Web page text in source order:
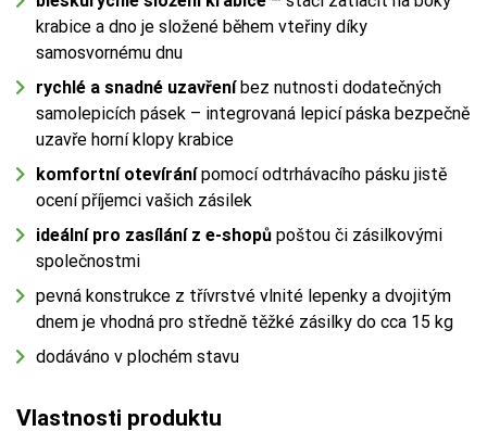
krabice a dno je složené během vteřiny díky
samosvornému dnu
rychlé a snadné uzavřeníbez nutnosti dodatečných
samolepicích pásek – integrovaná lepicí páska bezpečně
uzavře horní klopy krabice
komfortní otevíránípomocí odtrhávacího pásku jistě
ocení příjemci vašich zásilek
ideální pro zasílání z e-shopů poštou či zásilkovými
společnostmi
pevná konstrukce z třívrstvé vlnité lepenky a dvojitým
dnem je vhodná pro středně těžké zásilky do cca 15 kg
dodáváno v plochém stavu
Vlastnosti produktu